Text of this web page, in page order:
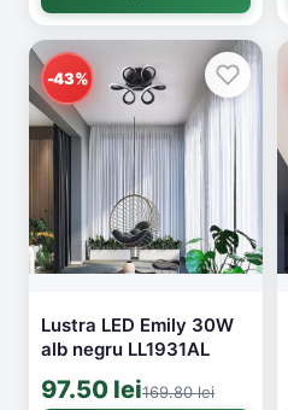
-43%
Lustra LED Emily 30W
alb negru LL1931AL
97.50 lei169.80 lei